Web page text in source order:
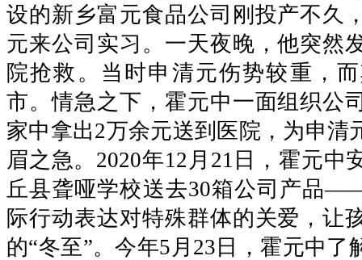
设的新乡富元食品公司刚投产不久
元来公司实习。一天夜晚，他突然
院抢救。当时申清元伤势较重，
市。情急之下，霍元中一面组织公
家中拿出2万余元送到医院，为申清
眉之急。2020年12月21日，霍元中
丘县聋哑学校送去30箱公司产品
际行动表达对特殊群体的关爱，让
的“冬至”。今年5月23日，霍元中了